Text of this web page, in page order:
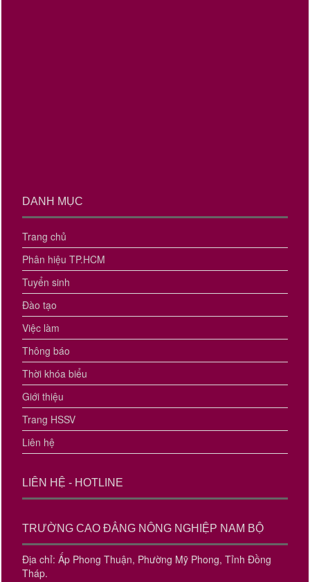
DANH MỤC
Trang chủ
Phân hiệu TP.HCM
Tuyển sinh
Đào tạo
Việc làm
Thông báo
Thời khóa biểu
Giới thiệu
Trang HSSV
Liên hệ
LIÊN HỆ - HOTLINE
TRƯỜNG CAO ĐẲNG NÔNG NGHIỆP NAM BỘ
Địa chỉ: Ấp Phong Thuận, Phường Mỹ Phong, Tỉnh Đồng
Tháp.